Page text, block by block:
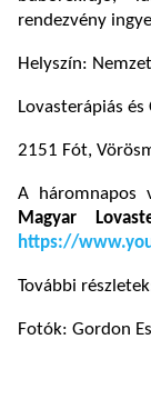
rendezvény
Helyszín:
Lovasterápiás
2151 Fót,
A háromnapos
Magyar
https://
További
Fotók: Gordon